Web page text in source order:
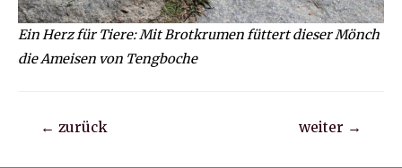
Ein Herz für Tiere: Mit Brotkrumen füttert dieser Mönch
die Ameisen von Tengboche
Beitragsnavigation
← zurück weiter →